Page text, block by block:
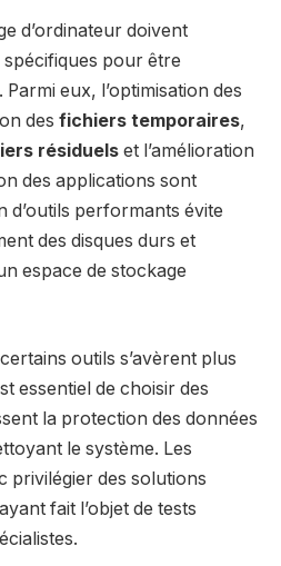
d’ordinateur doivent
pour être
eux, l’optimisation des
des fichiers temporaires,
résiduels et l’amélioration
des applications sont
d’outils performants évite
des disques durs et
espace de stockage
outils s’avèrent plus
essentiel de choisir des
la protection des données
le système. Les
privilégier des solutions
fait l’objet de tests